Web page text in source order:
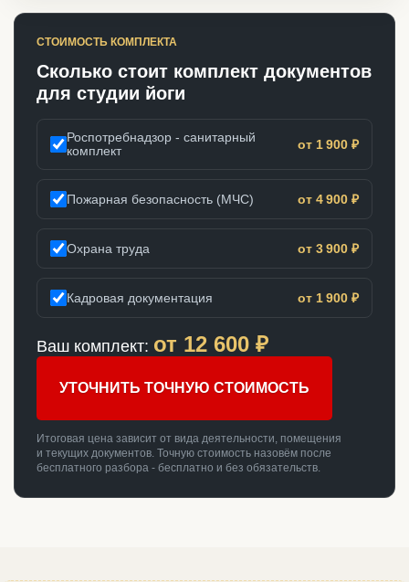
СТОИМОСТЬ КОМПЛЕКТА
Сколько стоит комплект документов
для студии йоги
Роспотребнадзор - санитарный
комплект
от 1 900 ₽
Пожарная безопасность (МЧС) от 4 900 ₽
Охрана труда от 3 900 ₽
Кадровая документация от 1 900 ₽
Ваш комплект: от 12 600 ₽
УТОЧНИТЬ ТОЧНУЮ СТОИМОСТЬ
Итоговая цена зависит от вида деятельности, помещения
и текущих документов. Точную стоимость назовём после
бесплатного разбора - бесплатно и без обязательств.